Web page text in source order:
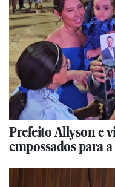
Prefeito Allyson e
empossados para